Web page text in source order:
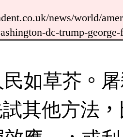
news/world/
dc-trump-
如草芥 。
其他方法 ，